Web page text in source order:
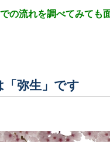
の流れを調べてみても
「弥生」です